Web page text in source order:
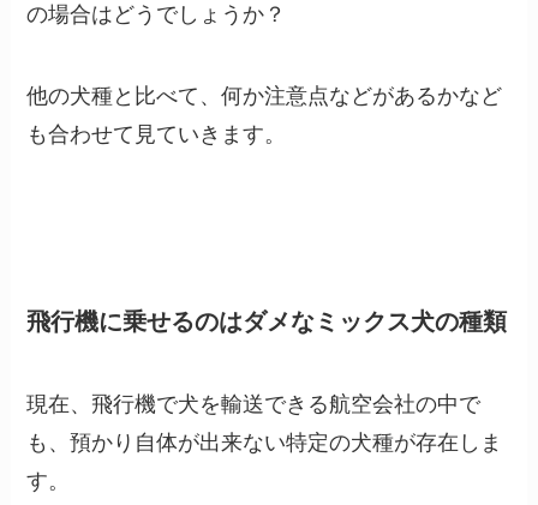
の場合はどうでしょうか？
他の犬種と比べて、何か注意点などがあるかなど
も合わせて見ていきます。
飛行機に乗せるのはダメなミックス犬の種類
現在、飛行機で犬を輸送できる航空会社の中で
も、預かり自体が出来ない特定の犬種が存在しま
す。